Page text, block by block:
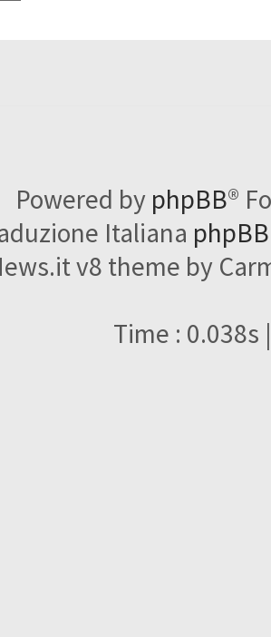
Powered by phpBB®
Italiana
v8 theme by
Time : 0.038s